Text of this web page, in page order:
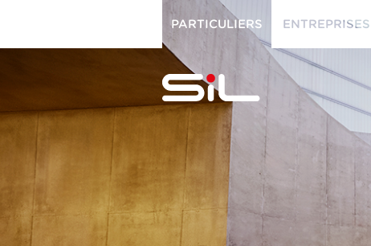
SiL
multimédia
PARTICULIERS
PARTICULIERS
ENTREPRISES
ENTREPRISES